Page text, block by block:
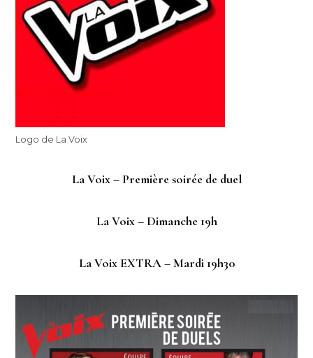
Logo de La Voix
La Voix – Première soirée de duel
La Voix – Dimanche 19h
La Voix EXTRA – Mardi 19h30